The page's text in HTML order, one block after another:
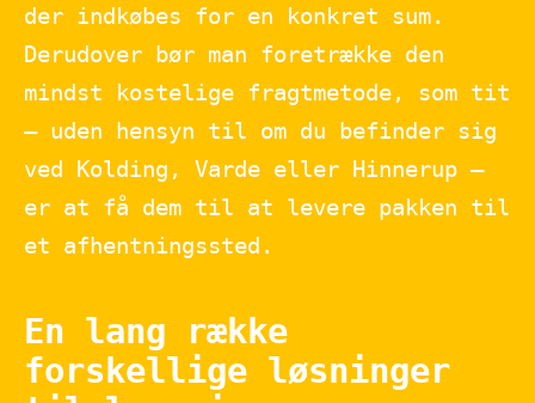
der indkøbes for en konkret sum.
Derudover bør man foretrække den
mindst kostelige fragtmetode, som tit
– uden hensyn til om du befinder sig
ved Kolding, Varde eller Hinnerup –
er at få dem til at levere pakken til
et afhentningssted.
En lang række
forskellige løsninger